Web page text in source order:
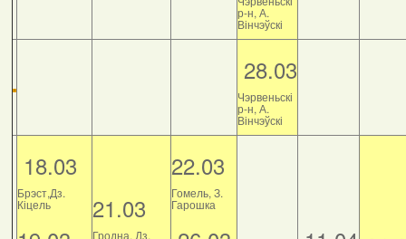
р-н, А.
Вінчэўскі
28.03
Чэрвеньскі
р-н, А.
Вінчэўскі
18.03
Брэст,Дз.
Кіцель 21.03
Гродна, Дз.
22.03
Гомель, З.
Гарошка